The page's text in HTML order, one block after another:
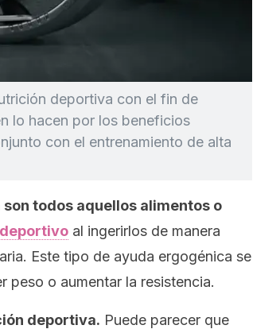
deportiva con el fin de
lo hacen por los beneficios
con el entrenamiento de alta
todos aquellos alimentos o
al ingerirlos de manera
Este tipo de ayuda ergogénica se
peso o aumentar la resistencia.
deportiva. Puede parecer que